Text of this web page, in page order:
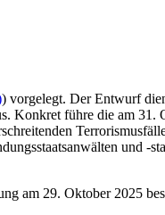
) vorgelegt. Der Entwurf
Konkret führe die am 31.
und -
am 29. Oktober 2025